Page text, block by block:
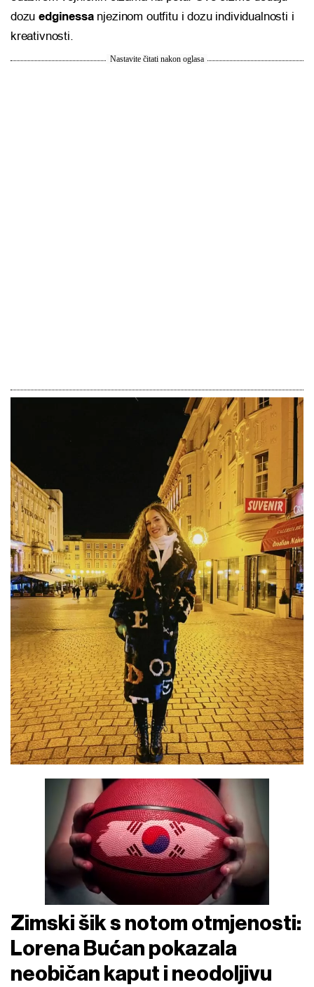
dozuedginessanjezinom outfitu i dozu individualnosti i
kreativnosti.
Nastavite čitati nakon oglasa
Zimski šik s notom otmjenosti:
Lorena Bućan pokazala
neobičan kaput i neodoljivu